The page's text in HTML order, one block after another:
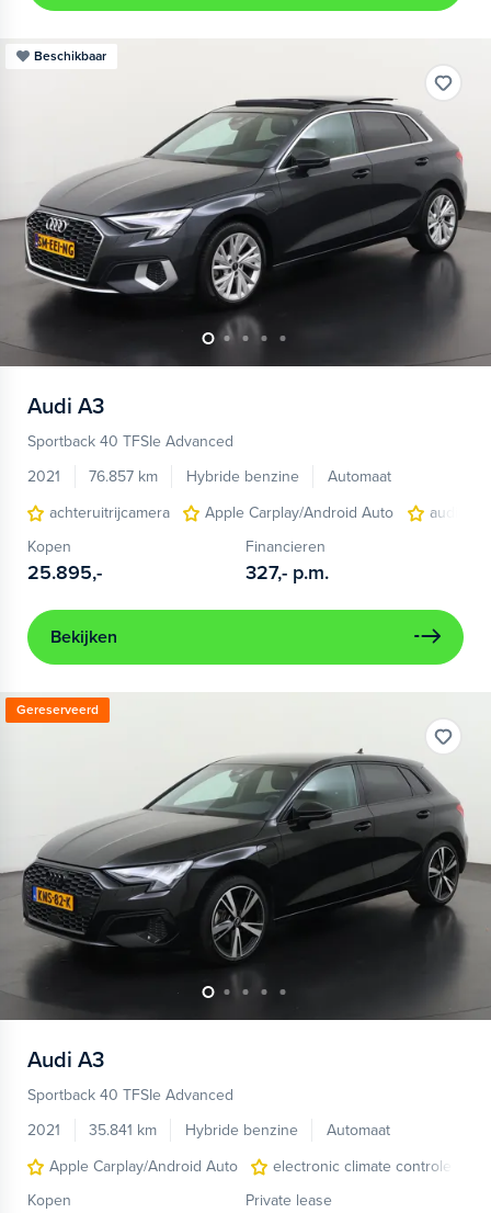
Beschikbaar
Audi A3
Sportback 40 TFSIe Advanced
2021
76.857 km Hybride benzine
Automaat
achteruitrijcamera
Apple Carplay/Android Auto
audio
Kopen
25.895,-
Financieren
327,- p.m.
Bekijken
Gereserveerd
Audi A3
Sportback 40 TFSIe Advanced
2021
35.841 km Hybride benzine
Automaat
Apple Carplay/Android Auto
electronic climate controle
Kopen
Private lease